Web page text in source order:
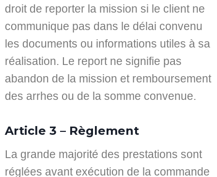
droit de reporter la mission si le client ne
communique pas dans le délai convenu
les documents ou informations utiles à sa
réalisation. Le report ne signifie pas
abandon de la mission et remboursement
des arrhes ou de la somme convenue.
Article 3 – Règlement
La grande majorité des prestations sont
réglées avant exécution de la commande